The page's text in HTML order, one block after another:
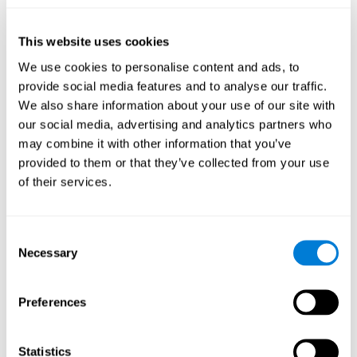
This website uses cookies
We use cookies to personalise content and ads, to
provide social media features and to analyse our traffic.
We also share information about your use of our site with
our social media, advertising and analytics partners who
may combine it with other information that you’ve
provided to them or that they’ve collected from your use
of their services.
Selection
Necessary
Preferences
Statistics
Otras capacidades cognitivas
relevantes son:
Monitorización: Para avanzar en este juego mental debemos
ser capaces de detectar qué errores nos impiden conseguir
nuestro objetivo, aprender de ellos, y ajustar o corregir
nuestra estrategia de acción. Practicar este ejercicio cerebral
esta habilidad cognitiva es muy importante para nuestro día
a día, puesto que nos permite adaptarnos a las
haciendo no funciona. Esta habilidad nos ayuda a descubrir
cómo corregir o ajustar los pasos que debemos dar para
Atención focalizada:
Este juego mental ha sido diseñado